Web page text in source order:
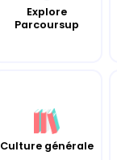
Explore
Parcoursup
Culture générale